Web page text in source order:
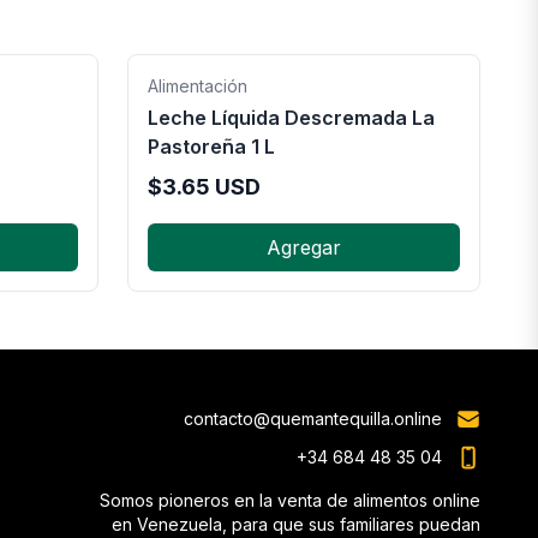
Alimentación
Leche Líquida Descremada La
Pastoreña 1 L
$3.65 USD
Agregar
contacto@quemantequilla.online
+34 684 48 35 04
Somos pioneros en la venta de alimentos online
en Venezuela, para que sus familiares puedan